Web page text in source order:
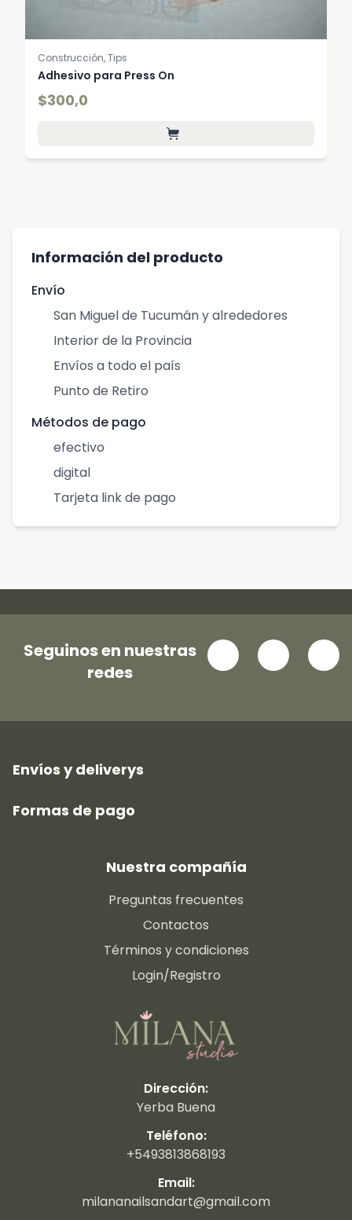
Construcción, Tips
Adhesivo para Press On
$300,0
Información del producto
Envío
San Miguel de Tucumán y alrededores
Interior de la Provincia
Envíos a todo el país
Punto de Retiro
Métodos de pago
efectivo
digital
Tarjeta link de pago
Seguinos en nuestras
redes
Envíos y deliverys
Formas de pago
Nuestra compañía
Preguntas frecuentes
Contactos
Términos y condiciones
Login/Registro
Dirección:
Yerba Buena
Teléfono:
+5493813868193
Email:
milananailsandart@gmail.com